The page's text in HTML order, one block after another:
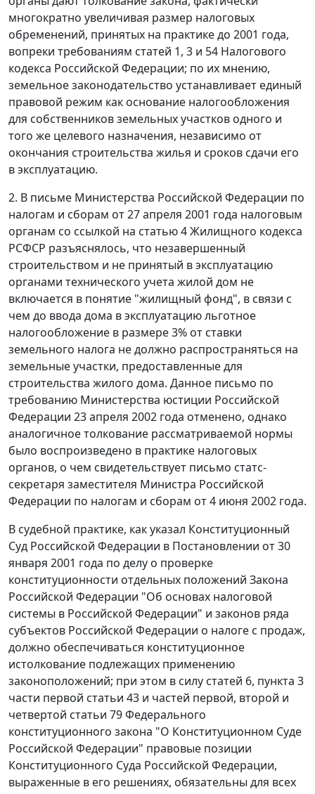
многократно увеличивая размер налоговых
обременений, принятых на практике до 2001 года,
вопреки требованиям статей 1, 3 и 54 Налогового
кодекса Российской Федерации; по их мнению,
земельное законодательство устанавливает единый
правовой режим как основание налогообложения
для собственников земельных участков одного и
того же целевого назначения, независимо от
окончания строительства жилья и сроков сдачи его
в эксплуатацию.
2. В письме Министерства Российской Федерации по
налогам и сборам от 27 апреля 2001 года налоговым
органам со ссылкой на статью 4Жилищного кодекса
РСФСР разъяснялось, что незавершенный
строительством и не принятый в эксплуатацию
органами технического учета жилой дом не
включается в понятие "жилищный фонд", в связи с
чем до ввода дома в эксплуатацию льготное
налогообложение в размере 3% от ставки
земельного налога не должно распространяться на
земельные участки, предоставленные для
строительства жилого дома. Данное письмо по
требованию Министерства юстиции Российской
Федерации 23 апреля 2002 года отменено, однако
аналогичное толкование рассматриваемой нормы
было воспроизведено в практике налоговых
органов, о чем свидетельствует письмо статс-
секретаря заместителя Министра Российской
Федерации по налогам и сборам от 4 июня 2002 года.
В судебной практике, как указал Конституционный
Суд Российской Федерации в Постановлении от 30
января 2001 года по делу о проверке
конституционности отдельных положений Закона
Российской Федерации "Об основах налоговой
системы в Российской Федерации" и законов ряда
субъектов Российской Федерации о налоге с продаж,
должно обеспечиваться конституционное
истолкование подлежащих применению
законоположений; при этом в силу статей 6, пункта 3
части первой статьи 43 и частей первой, второй и
четвертой статьи 79Федерального
конституционного закона "О Конституционном Суде
Российской Федерации" правовые позиции
Конституционного Суда Российской Федерации,
выраженные в его решениях, обязательны для всех